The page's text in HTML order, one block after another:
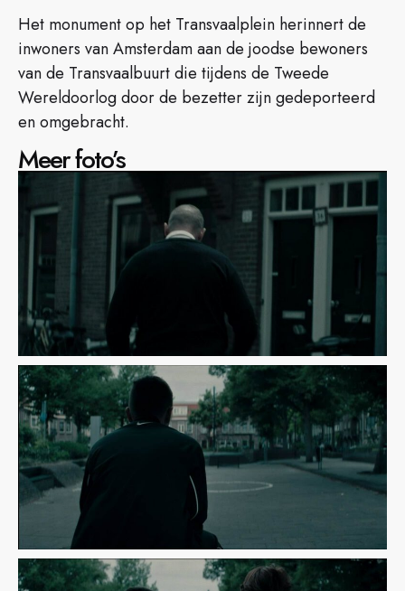
Het monument op het Transvaalplein herinnert de
inwoners van Amsterdam aan de joodse bewoners
van de Transvaalbuurt die tijdens de Tweede
Wereldoorlog door de bezetter zijn gedeporteerd
en omgebracht.
Meer foto’s